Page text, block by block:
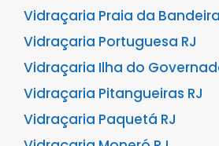
Vidraçaria Praia da Bandeira
Vidraçaria Portuguesa RJ
Vidraçaria Ilha do
Vidraçaria Pitangueiras RJ
Vidraçaria Paquetá RJ